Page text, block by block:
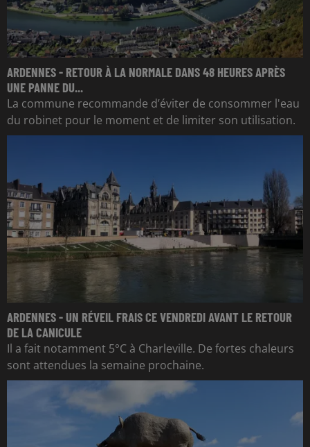
ARDENNES - RETOUR À LA NORMALE DANS 48 HEURES APRÈS
UNE PANNE DU...
La commune recommande d’éviter de consommer l'eau
du robinet pour le moment et de limiter son utilisation.
ARDENNES - UN RÉVEIL FRAIS CE VENDREDI AVANT LE RETOUR
DE LA CANICULE
Il a fait notamment 5°C à Charleville. De fortes chaleurs
sont attendues la semaine prochaine.